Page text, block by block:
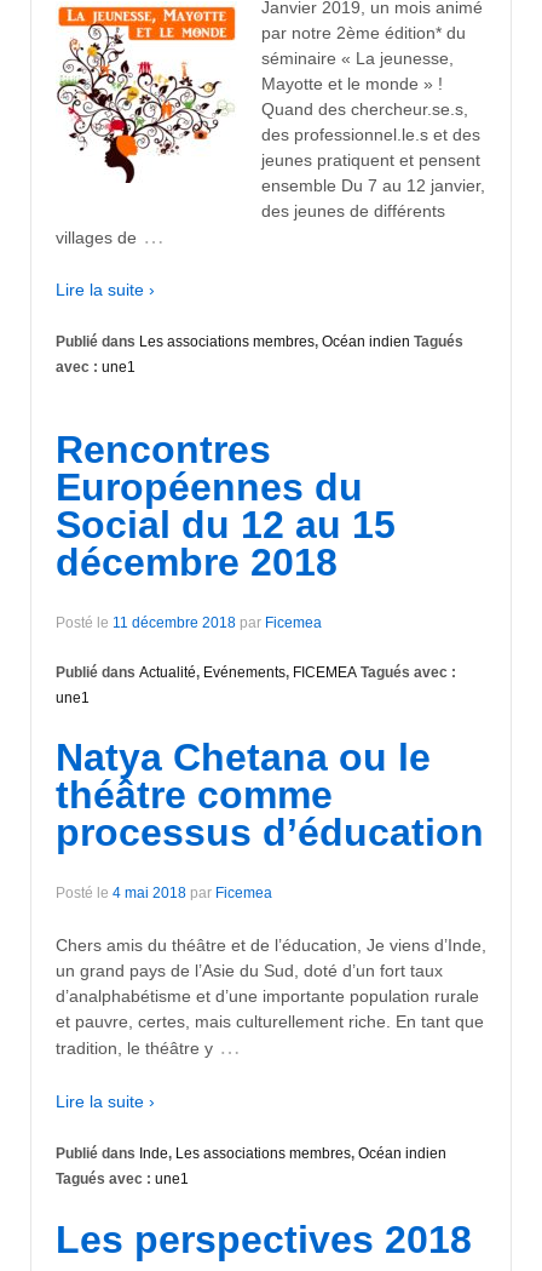
Janvier 2019, un mois animé
par notre 2ème édition* du
séminaire « La jeunesse,
Mayotte et le monde » !
Quand des chercheur.se.s,
des professionnel.le.s et des
jeunes pratiquent et pensent
ensemble Du 7 au 12 janvier,
des jeunes de différents
villages de …
Lire la suite ›
Publié dans Les associations membres, Océan indien Tagués
avec : une1
Rencontres
Européennes du
Social du 12 au 15
décembre 2018
Posté le 11 décembre 2018 par Ficemea
Publié dans Actualité, Evénements, FICEMEA Tagués avec :
une1
Natya Chetana ou le
théâtre comme
processus d’éducation
Posté le 4 mai 2018 par Ficemea
Chers amis du théâtre et de l’éducation, Je viens d’Inde,
un grand pays de l’Asie du Sud, doté d’un fort taux
d’analphabétisme et d’une importante population rurale
et pauvre, certes, mais culturellement riche. En tant que
tradition, le théâtre y …
Lire la suite ›
Publié dans Inde, Les associations membres, Océan indien
Tagués avec : une1
Les perspectives 2018